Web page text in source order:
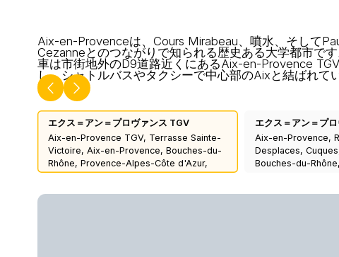
Aix-en-Provenceは、Cours Mirabeau、噴水、そして
Cezanneとのつながりで知られる歴史ある大学都市で
車は市街地外のD9道路近くにあるAix-en-Provence
し、シャトルバスやタクシーで中心部のAixと結ばれて
エクス＝アン＝プロヴァンス TGV
Aix-en-Provence TGV, Terrasse Sainte-
Victoire, Aix-en-Provence, Bouches-du-
Rhône, Provence-Alpes-Côte d'Azur,
Metropolitan France, 13545, France
エクス＝アン＝プ
Aix-en-Provence,
Desplaces,
Bouches-du-